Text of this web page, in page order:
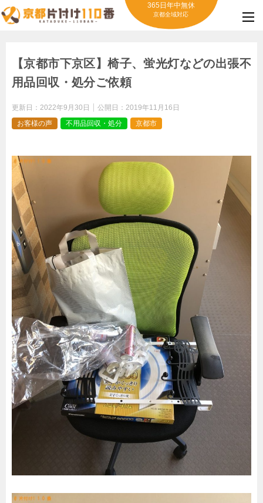
365日年中無休
京都全域対応
【京都市下京区】椅子、蛍光灯などの出張不
用品回収・処分ご依頼
更新日： 2022年9月30日 公開日： 2019年11月16日
お客様の声
不用品回収・処分 京都市